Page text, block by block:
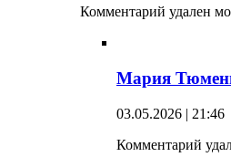
Комментарий удален
Мария
03.05.2026 | 21:46
Комментарий